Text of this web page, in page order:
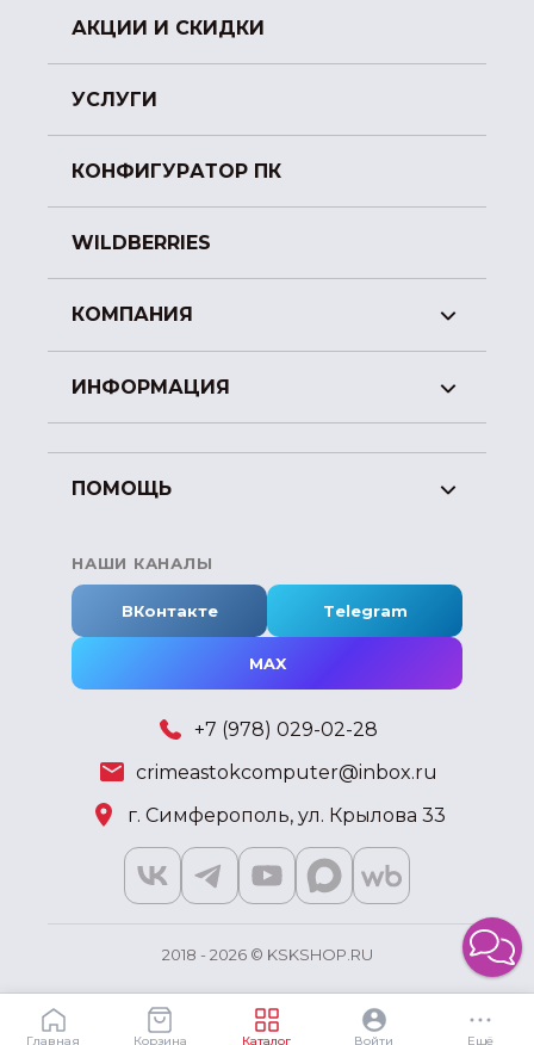
Главная Корзина Каталог Войти Ещё
АКЦИИ И СКИДКИ
УСЛУГИ
КОНФИГУРАТОР ПК
WILDBERRIES
КОМПАНИЯ
ИНФОРМАЦИЯ
ПОМОЩЬ
НАШИ КАНАЛЫ
ВКонтакте Telegram
MAX
+7 (978) 029-02-28
crimeastokcomputer@inbox.ru
г. Симферополь, ул. Крылова 33
2018 - 2026 © KSKSHOP.RU